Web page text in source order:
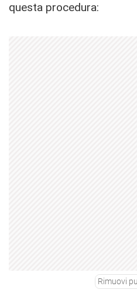
questa procedura:
Rimuovi